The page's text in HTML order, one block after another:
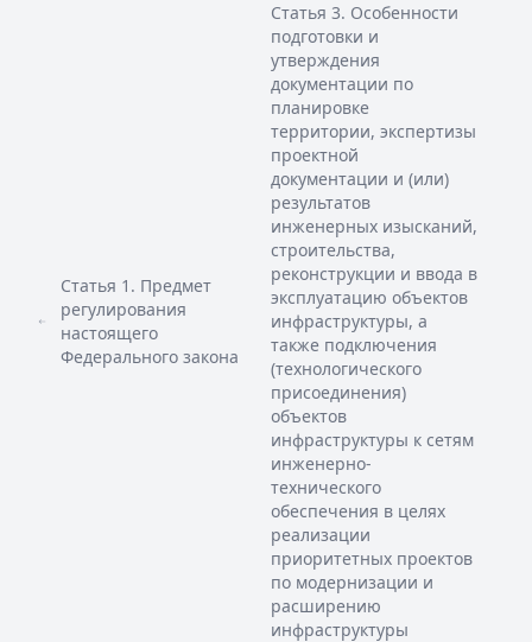
Статья 1. Предмет
регулирования
настоящего
Федерального закона
Статья 3. Особенности
подготовки и
утверждения
документации по
планировке
территории, экспертизы
проектной
документации и (или)
результатов
инженерных изысканий,
строительства,
реконструкции и ввода в
эксплуатацию объектов
инфраструктуры, а
также подключения
(технологического
присоединения)
объектов
инфраструктуры к сетям
инженерно-
технического
обеспечения в целях
реализации
приоритетных проектов
по модернизации и
расширению
инфраструктуры